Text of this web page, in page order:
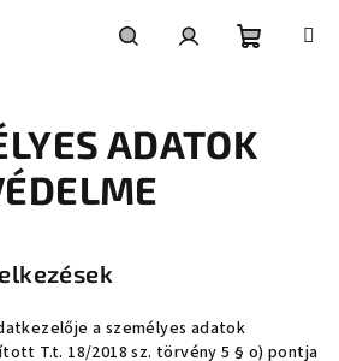
ADATOK
a személyes adatok
T.t. 18/2018 sz. törvény 5 § o) pontja